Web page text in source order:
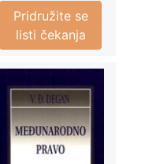
Pridružite se
listi čekanja